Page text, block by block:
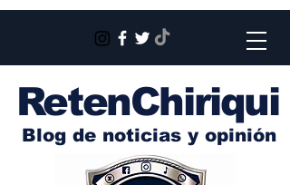
RetenChiriqui
Blog de noticias y opinión